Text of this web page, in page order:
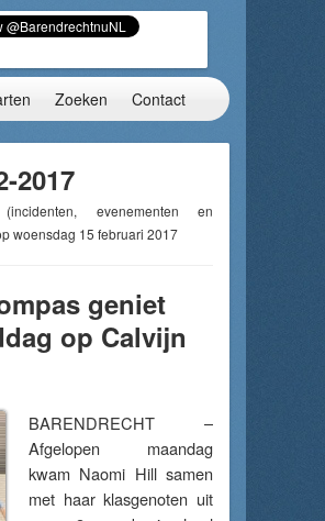
Zoeken Contact
2017
evenementen en
woensdag 15 februari 2017
geniet
op Calvijn
BARENDRECHT –
Afgelopen maandag
kwam Naomi Hill samen
met haar klasgenoten uit